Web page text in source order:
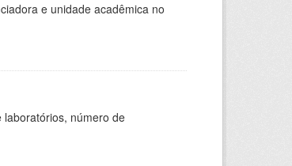
e unidade acadêmica no
número de